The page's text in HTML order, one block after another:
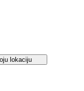
lokaciju